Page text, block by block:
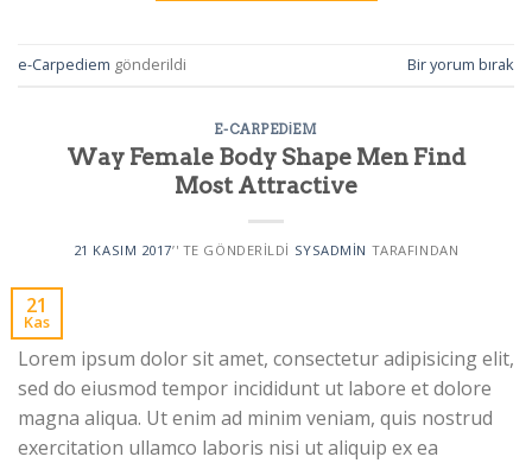
e-Carpediem gönderildi Bir yorum bırak
E-CARPEDIEM
Way Female Body Shape Men Find
Most Attractive
21 KASIM 2017’' TE GÖNDERILDI SYSADMIN TARAFINDAN
21
Kas
Lorem ipsum dolor sit amet, consectetur adipisicing elit,
sed do eiusmod tempor incididunt ut labore et dolore
magna aliqua. Ut enim ad minim veniam, quis nostrud
exercitation ullamco laboris nisi ut aliquip ex ea